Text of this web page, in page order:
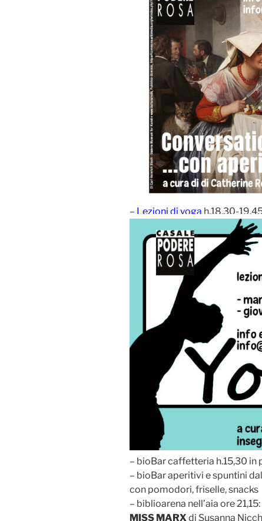
– Lezioni di yoga h.18,30-
– bioBar caffetteria h.15,30 in
– bioBar aperitivi e spuntini
con pomodori, friselle, snacks
– biblioarena nell’aia ore 21,15:
MISS MARXdi Susanna